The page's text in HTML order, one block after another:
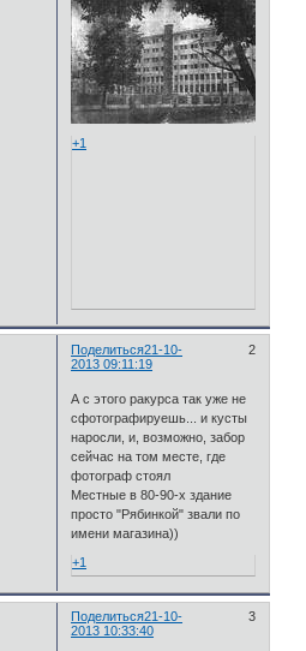
+1
Поделиться 2
21-10-
2013 09:11:19
А с этого ракурса так уже не
сфотографируешь... и кусты
наросли, и, возможно, забор
сейчас на том месте, где
фотограф стоял
Местные в 80-90-х здание
просто "Рябинкой" звали по
имени магазина))
+1
Поделиться 3
21-10-
2013 10:33:40